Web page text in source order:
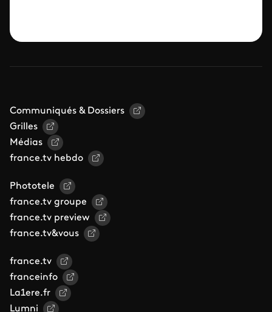
Communiqués & Dossiers
Grilles
Médias
france.tv hebdo
Phototele
france.tv groupe
france.tv preview
france.tv&vous
france.tv
franceinfo
La1ere.fr
Lumni